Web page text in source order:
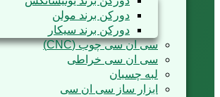
دورکن برند مولن
دورکن برند سیکار
سی ان سی چوب (CNC)
سی ان سی خراطی
لبه چسبان
ابزار ساز سی ان سی